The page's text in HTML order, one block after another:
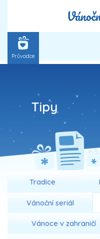
Průvodce
Tipy
Tradice
Vánoční seriál
Vánoce v zahraničí